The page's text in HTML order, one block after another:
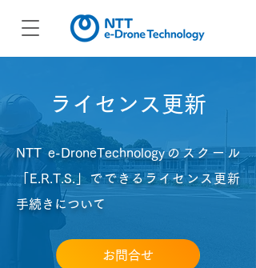
ライセンス更新
NTT e-DroneTechnologyのスクール
「E.R.T.S.」でできるライセンス更新
手続きについて
お問合せ